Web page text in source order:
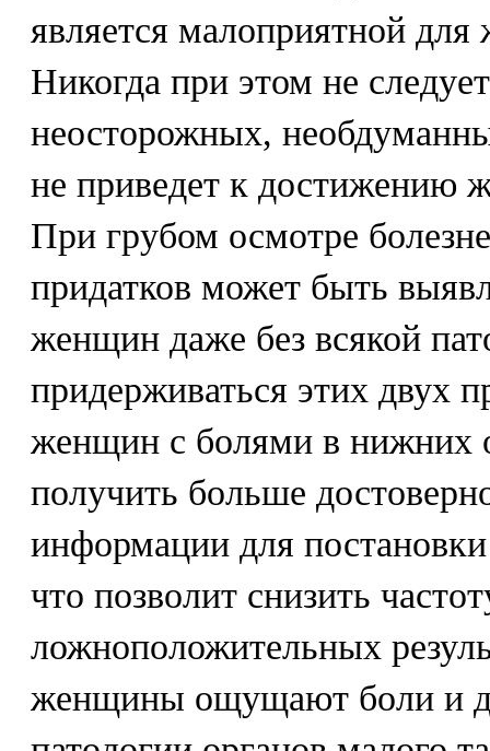
является малоприятной
Никогда при этом не
неосторожных,
не приведет к достижению
При грубом осмотре
придатков может быть
женщин даже без всякой
придерживаться этих двух
женщин с болями в нижних
получить больше
информации для
что позволит снизить
ложноположительных
женщины ощущают боли и